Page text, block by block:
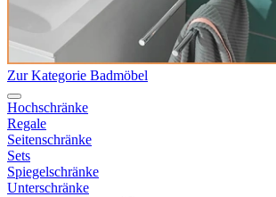
Zur Kategorie Badmöbel
Hochschränke
Regale
Seitenschränke
Sets
Spiegelschränke
Unterschränke